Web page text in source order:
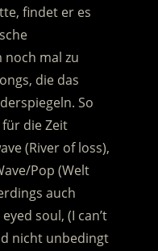
findet er es
noch mal zu
die das
So
die Zeit
(River of loss),
Pop (Welt
auch
soul, (I can’t
nicht unbedingt